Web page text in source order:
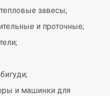
завесы;
и проточные;
и машинки для